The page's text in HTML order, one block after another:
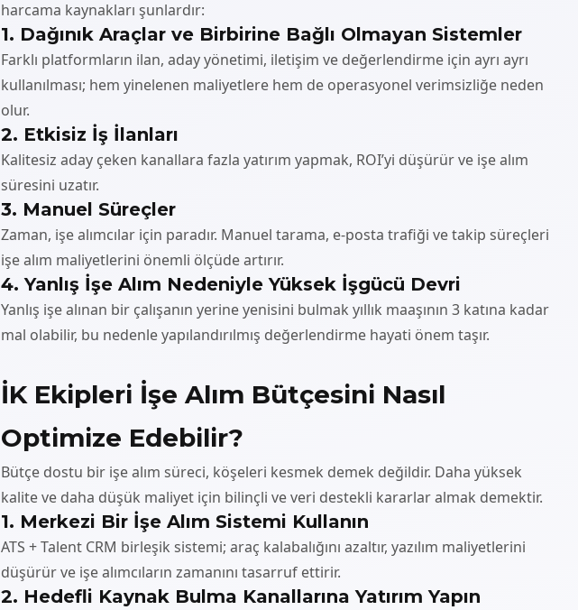
harcama kaynakları şunlardır:
1. Dağınık Araçlar ve Birbirine Bağlı Olmayan Sistemler
Farklı platformların ilan, aday yönetimi, iletişim ve değerlendirme için ayrı ayrı
kullanılması; hem yinelenen maliyetlere hem de operasyonel verimsizliğe neden
olur.
2. Etkisiz İş İlanları
Kalitesiz aday çeken kanallara fazla yatırım yapmak, ROI’yi düşürür ve işe alım
süresini uzatır.
3. Manuel Süreçler
Zaman, işe alımcılar için paradır. Manuel tarama, e-posta trafiği ve takip süreçleri
işe alım maliyetlerini önemli ölçüde artırır.
4. Yanlış İşe Alım Nedeniyle Yüksek İşgücü Devri
Yanlış işe alınan bir çalışanın yerine yenisini bulmak yıllık maaşının 3 katına kadar
mal olabilir, bu nedenle yapılandırılmış değerlendirme hayati önem taşır.
İK Ekipleri İşe Alım Bütçesini Nasıl
Optimize Edebilir?
Bütçe dostu bir işe alım süreci, köşeleri kesmek demek değildir. Daha yüksek
kalite ve daha düşük maliyet için bilinçli ve veri destekli kararlar almak demektir.
1. Merkezi Bir İşe Alım Sistemi Kullanın
ATS + Talent CRM birleşik sistemi; araç kalabalığını azaltır, yazılım maliyetlerini
düşürür ve işe alımcıların zamanını tasarruf ettirir.
2. Hedefli Kaynak Bulma Kanallarına Yatırım Yapın